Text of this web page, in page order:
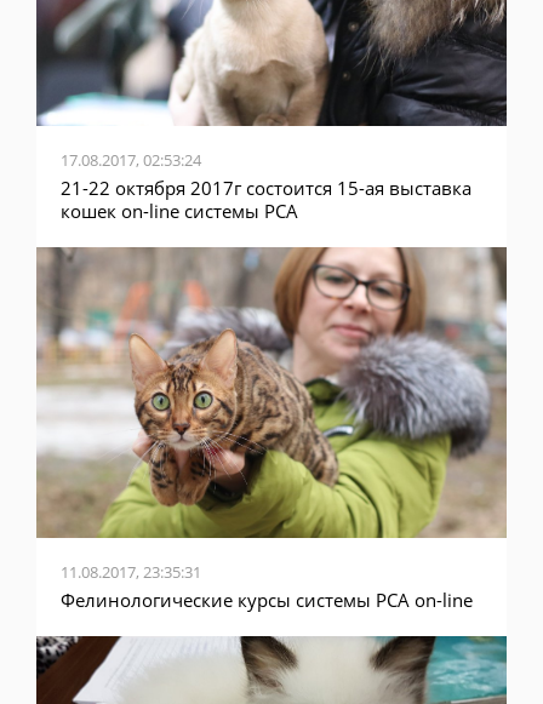
17.08.2017, 02:53:24
21-22 октября 2017г состоится 15-ая выставка
кошек on-line системы PCA
11.08.2017, 23:35:31
Фелинологические курсы системы PCA on-line